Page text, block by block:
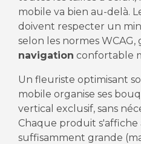
mobile va bien au-delà.
doivent respecter un
selon les normes WCAG,
navigation confortable
Un fleuriste optimisant
mobile organise ses
vertical exclusif, sans
Chaque produit
suffisamment grande